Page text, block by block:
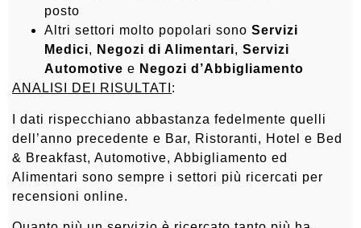
posto
Altri settori molto popolari sono Servizi
Medici, Negozi di Alimentari, Servizi
Automotive e Negozi d’Abbigliamento
ANALISI DEI RISULTATI :
I dati rispecchiano abbastanza fedelmente quelli
dell’anno precedente e Bar, Ristoranti, Hotel e Bed
& Breakfast, Automotive, Abbigliamento ed
Alimentari sono sempre i settori più ricercati per
recensioni online.